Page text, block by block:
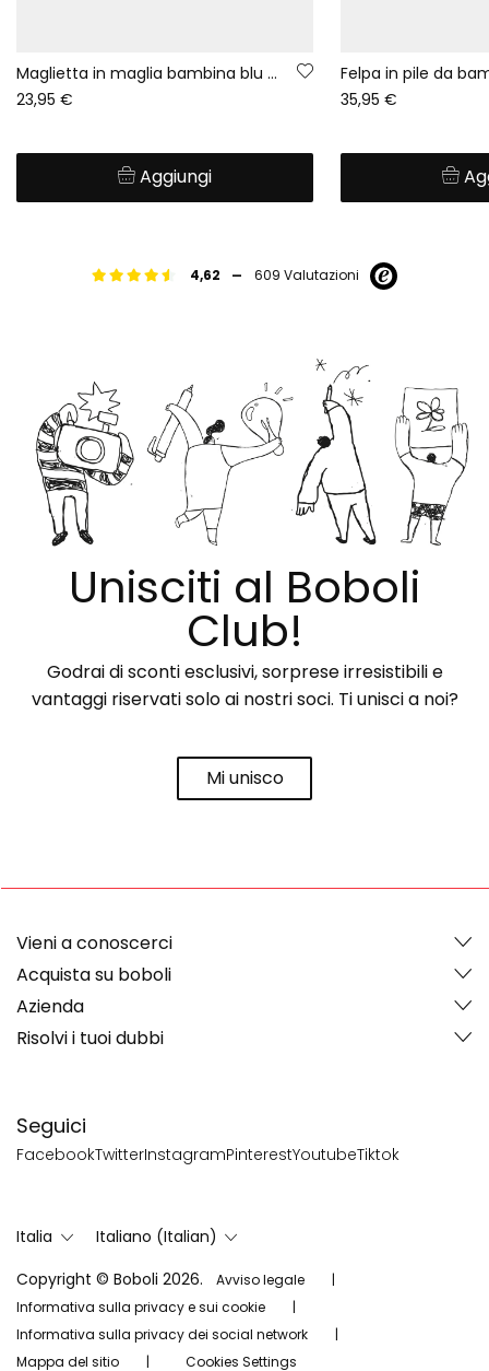
Maglietta in maglia bambina blu con stampa arcobaleno
23,95 €
Aggiungi
35,95 €
4,62 - 609 Valutazioni
Unisciti al Boboli
Club!
Godrai di sconti esclusivi, sorprese irresistibili e
vantaggi riservati solo ai nostri soci. Ti unisci a noi?
Mi unisco
Seguici
FacebookTwitterInstagramPinterestYoutubeTiktok
Vieni a conoscerci
Acquista su boboli
Azienda
Risolvi i tuoi dubbi
Italia
Italiano (Italian)
Copyright © Boboli 2026.
Avviso legale
Informativa sulla privacy e sui cookie
Informativa sulla privacy dei social network
Mappa del sitio
Cookies Settings